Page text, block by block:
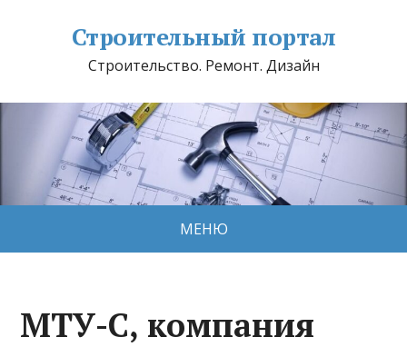
Строительный портал
Строительство. Ремонт. Дизайн
МЕНЮ
МТУ-С, компания